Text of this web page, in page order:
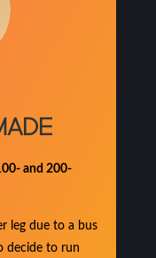
and 200-
leg due to a bus
decide to run